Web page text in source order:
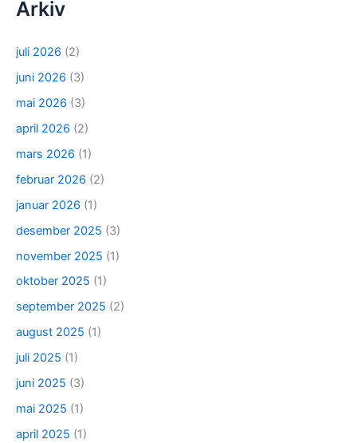
Arkiv
juli 2026 (2)
juni 2026 (3)
mai 2026 (3)
april 2026 (2)
mars 2026 (1)
februar 2026 (2)
januar 2026 (1)
desember 2025 (3)
november 2025 (1)
oktober 2025 (1)
september 2025 (2)
august 2025 (1)
juli 2025 (1)
juni 2025 (3)
mai 2025 (1)
april 2025 (1)